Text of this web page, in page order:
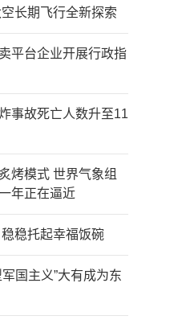
长期飞行全新探索
平台企业开展行政指
事故死亡人数升至11
烤模式 世界气象组
年正在逼近
稳托起幸福饭碗
国主义”大有成为东